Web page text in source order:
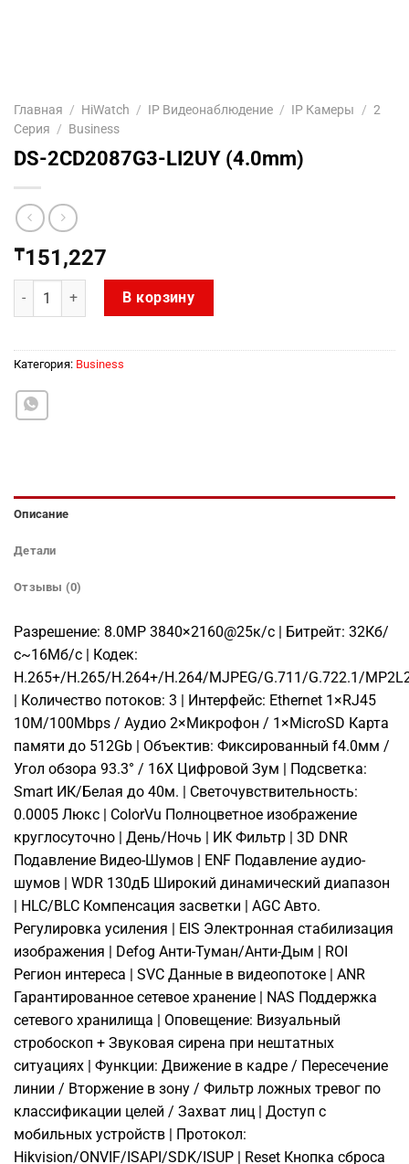
Главная / HiWatch / IP Видеонаблюдение / IP Камеры / 2
Серия / Business
DS-2CD2087G3-LI2UY (4.0mm)
₸151,227
Количество товара DS-2CD2087G3-LI2UY (4.0mm)
В корзину
Категория: Business
Описание
Детали
Отзывы (0)
Разрешение: 8.0MP 3840×2160@25к/с | Битрейт: 32Кб/
с~16Мб/с | Кодек:
H.265+/H.265/H.264+/H.264/MJPEG/G.711/G.722.1/
| Количество потоков: 3 | Интерфейс: Ethernet 1×RJ45
10M/100Mbps / Аудио 2×Микрофон / 1×MicroSD Карта
памяти до 512Gb | Объектив: Фиксированный f4.0мм /
Угол обзора 93.3° / 16X Цифровой Зум | Подсветка:
Smart ИК/Белая до 40м. | Светочувствительность:
0.0005 Люкс | ColorVu Полноцветное изображение
круглосуточно | День/Ночь | ИК Фильтр | 3D DNR
Подавление Видео-Шумов | ENF Подавление аудио-
шумов | WDR 130дБ Широкий динамический диапазон
| HLC/BLC Компенсация засветки | AGC Авто.
Регулировка усиления | EIS Электронная стабилизация
изображения | Defog Анти-Туман/Анти-Дым | ROI
Регион интереса | SVC Данные в видеопотоке | ANR
Гарантированное сетевое хранение | NAS Поддержка
сетевого хранилища | Оповещение: Визуальный
стробоскоп + Звуковая сирена при нештатных
ситуациях | Функции: Движение в кадре / Пересечение
линии / Вторжение в зону / Фильтр ложных тревог по
классификации целей / Захват лиц | Доступ с
мобильных устройств | Протокол:
Hikvision/ONVIF/ISAPI/SDK/ISUP | Reset Кнопка сброса